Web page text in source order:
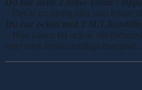
– Det är en nyttig häst som tränar
Du har också med 1
– Hon känns fin och är väl
lopp med minsta möjliga marginal.